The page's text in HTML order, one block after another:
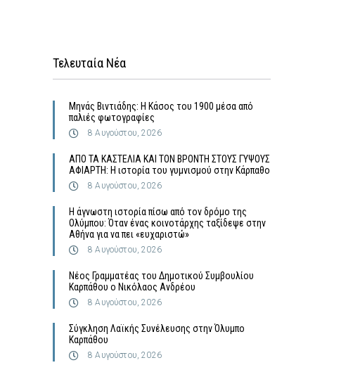
Τελευταία Νέα
Μηνάς Βιντιάδης: Η Κάσος του 1900 μέσα από
παλιές φωτογραφίες
8 Αυγούστου, 2026
ΑΠΟ ΤΑ ΚΑΣΤΕΛΙΑ ΚΑΙ ΤΟΝ ΒΡΟΝΤΗ ΣΤΟΥΣ ΓΥΨΟΥΣ
ΑΦΙΑΡΤΗ: Η ιστορία του γυμνισμού στην Κάρπαθο
8 Αυγούστου, 2026
Η άγνωστη ιστορία πίσω από τον δρόμο της
Ολύμπου: Όταν ένας κοινοτάρχης ταξίδεψε στην
Αθήνα για να πει «ευχαριστώ»
8 Αυγούστου, 2026
Νέος Γραμματέας του Δημοτικού Συμβουλίου
Καρπάθου ο Νικόλαος Ανδρέου
8 Αυγούστου, 2026
Σύγκληση Λαϊκής Συνέλευσης στην Όλυμπο
Καρπάθου
8 Αυγούστου, 2026